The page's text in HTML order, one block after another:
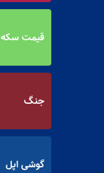
قیمت سکه
جنگ
گوشی اپل